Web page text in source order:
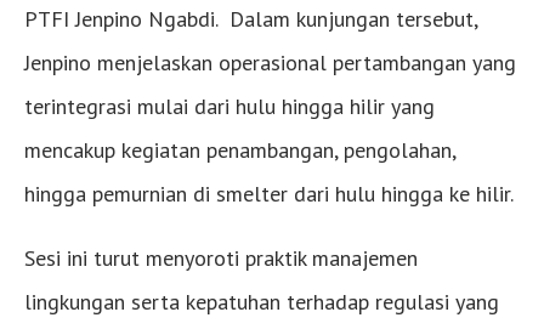
PTFI Jenpino Ngabdi. Dalam kunjungan tersebut,
Jenpino menjelaskan operasional pertambangan yang
terintegrasi mulai dari hulu hingga hilir yang
mencakup kegiatan penambangan, pengolahan,
hingga pemurnian di smelter dari hulu hingga ke hilir.
Sesi ini turut menyoroti praktik manajemen
lingkungan serta kepatuhan terhadap regulasi yang